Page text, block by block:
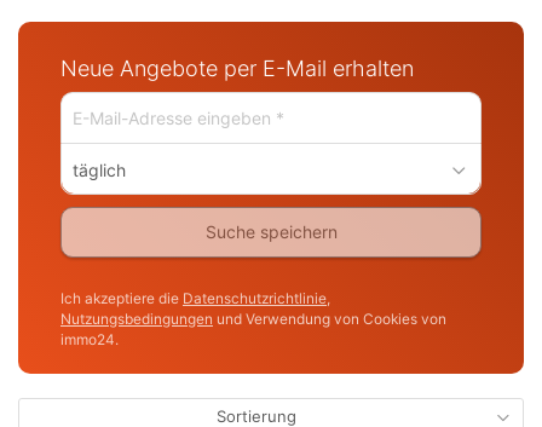
Neue Angebote per E-Mail erhalten
täglich
Suche speichern
Ich akzeptiere die Datenschutzrichtlinie,
Nutzungsbedingungen und Verwendung von Cookies von
immo24.
Sortierung